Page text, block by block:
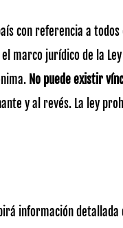
con referencia a
marco jurídico de la
No puede existir
y al revés. La ley
información detallada